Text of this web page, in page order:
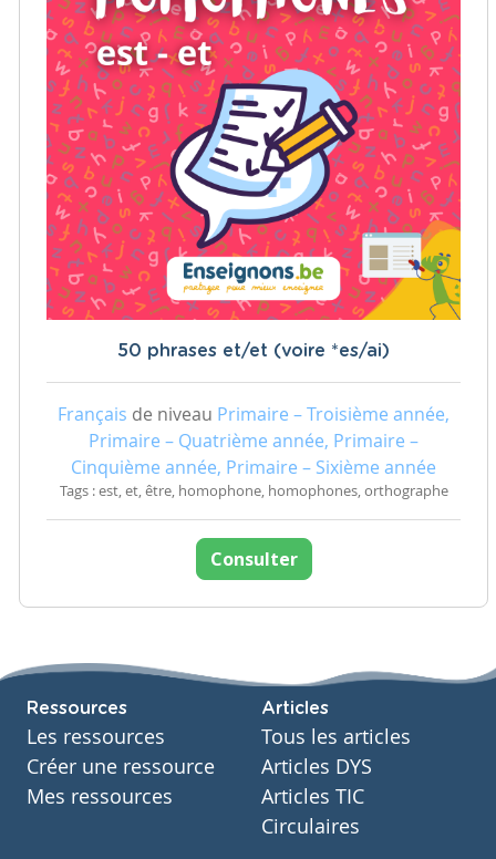
50 phrases et/et (voire *es/ai)
Français de niveau Primaire – Troisième année,
Primaire – Quatrième année, Primaire –
Cinquième année, Primaire – Sixième année
Tags : est, et, être, homophone, homophones, orthographe
Consulter
Ressources
Les ressources
Créer une ressource
Mes ressources
Articles
Tous les articles
Articles DYS
Articles TIC
Circulaires